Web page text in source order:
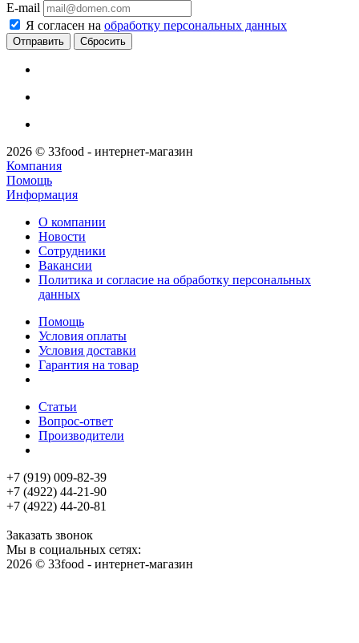
E-mail
Я согласен на обработку персональных данных
Сбросить
2026 © 33food - интернет-магазин
Компания
Помощь
Информация
О компании
Новости
Сотрудники
Вакансии
Политика и согласие на обработку персональных
данных
Помощь
Условия оплаты
Условия доставки
Гарантия на товар
Статьи
Вопрос-ответ
Производители
+7 (919) 009-82-39
+7 (4922) 44-21-90
+7 (4922) 44-20-81
Заказать звонок
Мы в социальных сетях:
2026 © 33food - интернет-магазин